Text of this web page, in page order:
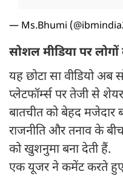
— Ms.Bhumi
सोशल मीडिया पर
यह छोटा सा वीडियो
प्लेटफॉर्म्स पर तेजी से
बातचीत को बेहद मजेदार
राजनीति और तनाव के
को खुशनुमा बना देती हैं.
एक यूजर ने कमेंट करते